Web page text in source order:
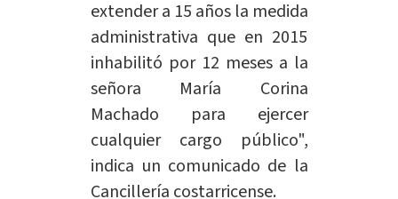
extender a 15 años la medida
administrativa que en 2015
inhabilitó por 12 meses a la
señora María Corina
Machado para ejercer
cualquier cargo público",
indica un comunicado de la
Cancillería costarricense.